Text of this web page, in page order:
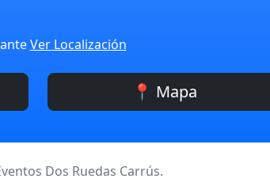
Ver Localización
📍 Mapa
Dos Ruedas Carrús.